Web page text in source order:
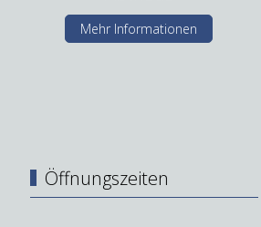
Mehr Informationen
Öffnungszeiten